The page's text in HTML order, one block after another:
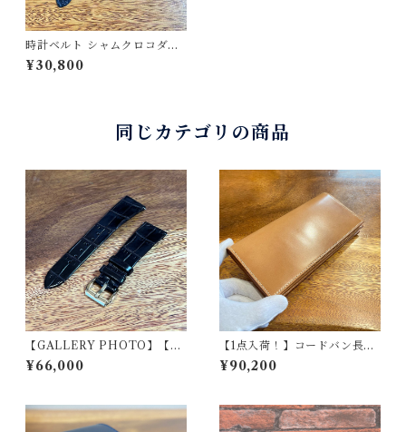
時計ベルト シャムクロコダイ
ル ネイビー（マット）丸腑 2
0mm-18mm 【スタンダー
¥30,800
同じカテゴリの商品
【GALLERY PHOTO】【無
二 / MUNI】最高級クロコダ
イル（ニロティカス）仕立て
マット（ラグ幅20mm）
¥66,000
【1点入荷！】コードバン長財
布（札入れタイプ）ナチュラ
ル×ベージュ | 無二 MUNI
¥90,200